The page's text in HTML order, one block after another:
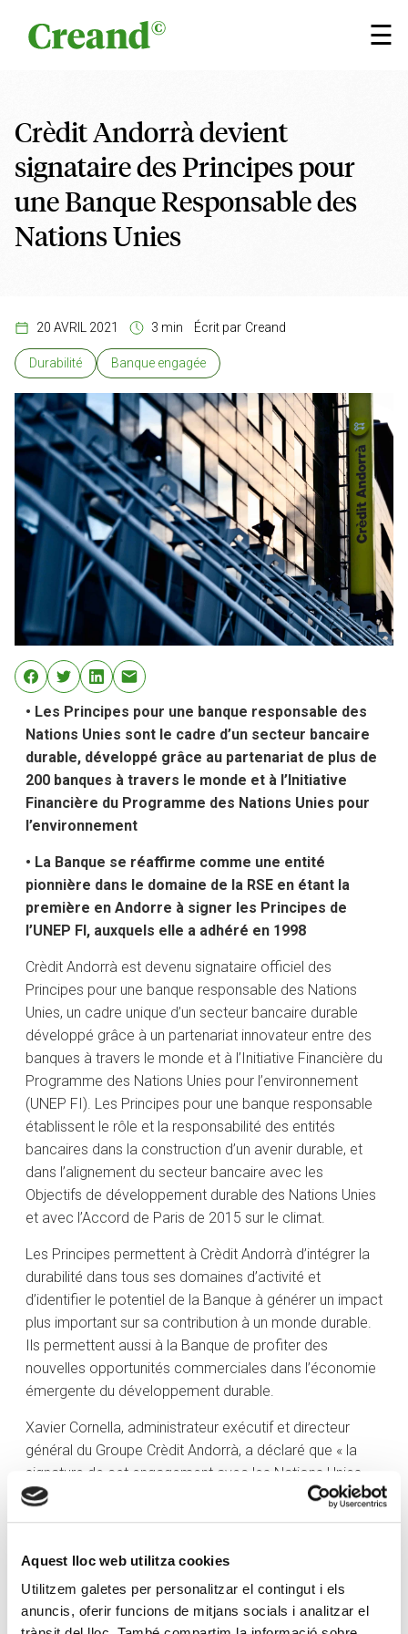
Aquest lloc web utilitza cookies
Utilitzem galetes per personalitzar el contingut i els
anuncis, oferir funcions de mitjans socials i analitzar el
☰
×
Crèdit Andorrà devient
signataire des Principes pour
une Banque Responsable des
Nations Unies
20 AVRIL 2021 3 min Écrit par Creand
Durabilité Banque engagée
• Les Principes pour une banque responsable des
Nations Unies sont le cadre d’un secteur bancaire
durable, développé grâce au partenariat de plus de
200 banques à travers le monde et à l’Initiative
Financière du Programme des Nations Unies pour
l’environnement
• La Banque se réaffirme comme une entité
pionnière dans le domaine de la RSE en étant la
première en Andorre à signer les Principes de
l’UNEP FI, auxquels elle a adhéré en 1998
Crèdit Andorrà est devenu signataire officiel des
Principes pour une banque responsable des Nations
Unies, un cadre unique d’un secteur bancaire durable
développé grâce à un partenariat innovateur entre des
banques à travers le monde et à l’Initiative Financière du
Programme des Nations Unies pour l’environnement
(UNEP FI). Les Principes pour une banque responsable
établissent le rôle et la responsabilité des entités
bancaires dans la construction d’un avenir durable, et
dans l’alignement du secteur bancaire avec les
Objectifs de développement durable des Nations Unies
et avec l’Accord de Paris de 2015 sur le climat.
Les Principes permettent à Crèdit Andorrà d’intégrer la
durabilité dans tous ses domaines d’activité et
d’identifier le potentiel de la Banque à générer un impact
plus important sur sa contribution à un monde durable.
Ils permettent aussi à la Banque de profiter des
nouvelles opportunités commerciales dans l’économie
émergente du développement durable.
Xavier Cornella, administrateur exécutif et directeur
général du Groupe Crèdit Andorrà, a déclaré que « la
signature de cet engagement avec les Nations Unies
est une étape considérable pour Crèdit Andorrà ; c’est
un autre pas important de notre long parcours dans la
sommes très fiers d’être des pionniers dans cette voie.
C’est un acte volontaire mais nécessaire pour le
secteur bancaire ». En ce sens, Cornella considère que